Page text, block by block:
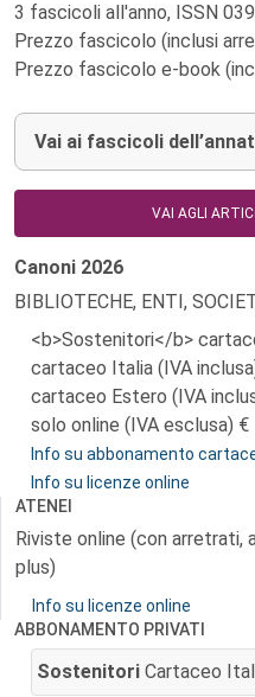
3 fascicoli all'anno, ISSN
Prezzo fascicolo (inclusi
Prezzo fascicolo e-book
Vai ai fascicoli
VAI AGLI
Canoni 2026
BIBLIOTECHE, ENTI,
<b>Sostenitori</b>
cartaceo Italia (IVA
cartaceo Estero (IVA
solo online (IVA esclusa)
Info su abbonamento
Info su licenze online
ATENEI
Riviste online (con arretrati,
plus)
Info su licenze online
ABBONAMENTO PRIVATI
Sostenitori Cartaceo
AGGIUNGI AL CARRELLO